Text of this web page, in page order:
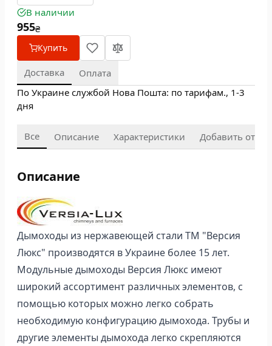
В наличии
955₴
Купить
Доставка
Оплата
По Украине службой Нова Пошта: по тарифам., 1-3
дня
Все Описание Характеристики Добавить отзыв
Описание
Дымоходы из нержавеющей стали ТМ "Версия
Люкс" производятся в Украине более 15 лет.
Модульные дымоходы Версия Люкс имеют
широкий ассортимент различных элементов, с
помощью которых можно легко собрать
необходимую конфигурацию дымохода. Трубы и
другие элементы дымохода легко скрепляются